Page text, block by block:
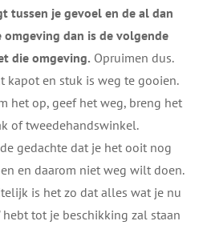
tussen je gevoel en de al dan
dan is de volgende
die omgeving. Opruimen dus.
kapot en stuk is weg te gooien.
het op, geef het weg, breng het
of tweedehandswinkel.
gedachte dat je het ooit nog
en daarom niet weg wilt doen.
is het zo dat alles wat je nu
tot je beschikking zal staan